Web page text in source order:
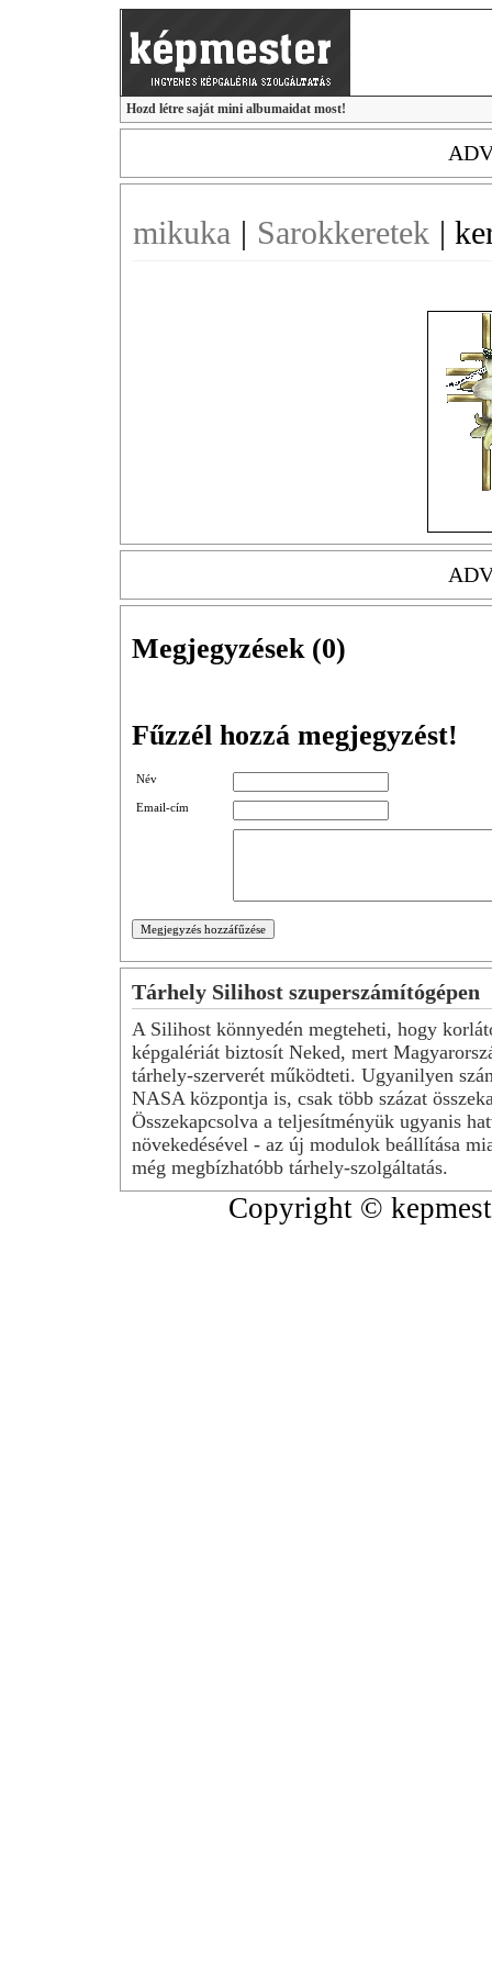
Hozd létre saját mini albumaidat most!
mikuka | Sarokkeretek |
Megjegyzések (0)
Fűzzél hozzá megjegyzést!
Név
Email-cím
Tárhely Silihost szuperszámítógépen
A Silihost könnyedén megteheti, hogy
képgalériát biztosít Neked, mert
tárhely-szerverét működteti. Ugyanilyen
NASA központja is, csak több százat
Összekapcsolva a teljesítményük ugyanis
növekedésével - az új modulok beállítása
még megbízhatóbb tárhely-szolgáltatás.
Copyright ©